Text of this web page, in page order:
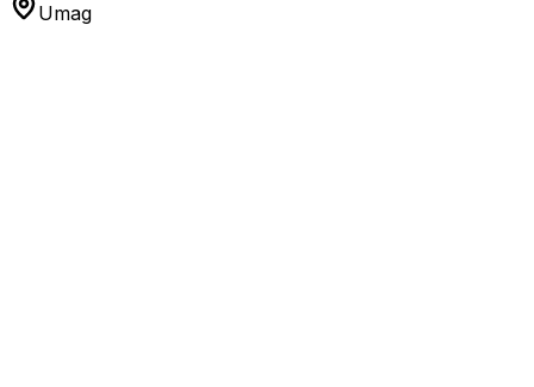
Umag